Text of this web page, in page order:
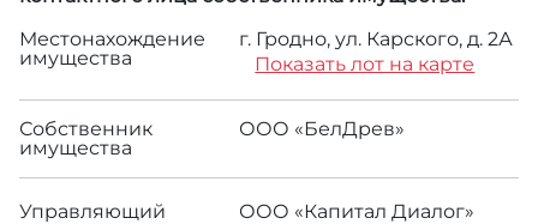
Местонахождение
имущества
г. Гродно, ул. Карского, д. 2А
Показать лот на карте
Собственник
имущества
ООО «БелДрев»
Управляющий ООО «Капитал Диалог»